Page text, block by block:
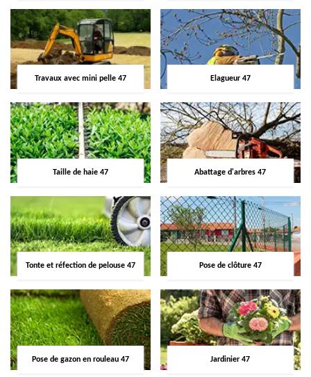
Travaux avec mini pelle 47 Elagueur 47
Taille de haie 47 Abattage d'arbres 47
Tonte et réfection de pelouse 47 Pose de clôture 47
Pose de gazon en rouleau 47 Jardinier 47